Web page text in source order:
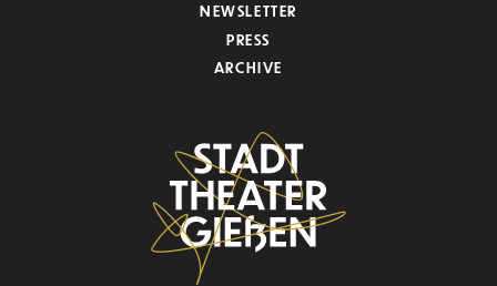
NEWSLETTER
PRESS
ARCHIVE